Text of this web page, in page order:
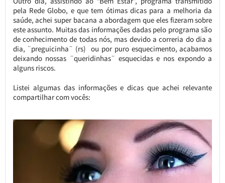
pela Rede Globo, e que tem ótimas dicas para a melhoria da
saúde, achei super bacana a abordagem que eles fizeram sobre
este assunto. Muitas das informações dadas pelo programa são
de conhecimento de todas nós, mas devido a correria do dia a
dia, ¨preguicinha¨ (rs) ou por puro esquecimento, acabamos
deixando nossas ¨queridinhas¨ esquecidas e nos expondo a
alguns riscos.
Listei algumas das informações e dicas que achei relevante
compartilhar com vocês: